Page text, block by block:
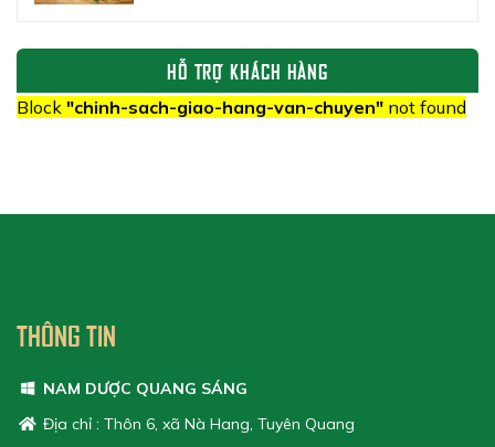
HỖ TRỢ KHÁCH HÀNG
Block "chinh-sach-giao-hang-van-chuyen" not found
THÔNG TIN
NAM DƯỢC QUANG SÁNG
Địa chỉ : Thôn 6, xã Nà Hang, Tuyên Quang